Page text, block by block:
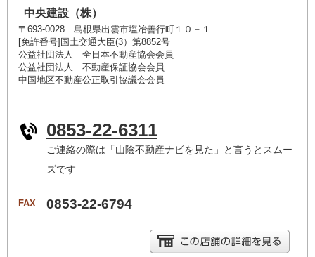
中央建設（株）
〒693-0028 島根県出雲市塩冶善行町１０－１
[免許番号]国土交通大臣(3）第8852号
公益社団法人 全日本不動産協会会員
公益社団法人 不動産保証協会会員
中国地区不動産公正取引協議会会員
0853-22-6311
ご連絡の際は「山陰不動産ナビを見た」と言うとスムー
ズです
FAX 0853-22-6794